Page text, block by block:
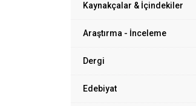
Kaynakçalar & İçindekiler
Araştırma - İnceleme
Dergi
Edebiyat